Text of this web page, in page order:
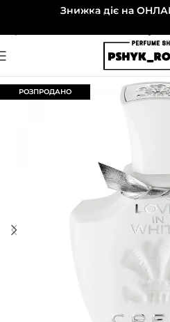
Перейти до навігації
Знижка діє на
РОЗПРОДАНО